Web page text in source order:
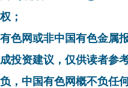
；
色网或非中国有色金属
投资建议，仅供读者参考
，中国有色网概不负任何